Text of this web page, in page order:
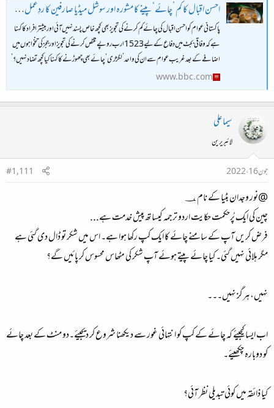
احسن اقبال کا کم ’چائے‘ پینے کا مشورہ اور سوشل میڈیا صارفین کا ردِعمل: ’آپ کو مہنگائی کرنی ہے کریں، عوام کو مشورے نہ دیں‘ - BBC News اردو
پاکستانی عوام کو احسن اقبال کی چائے کم کرنے کی تجویز بھی کچھ خاص پسند نہیں آئی اور بیشتر افراد کا کہنا
ہے کہ وفاقی بجٹ میں دفاع کے لیے 1523 ارب روپے مختص کرنے کی تجویز اور ججز کی تنخواہوں میں
اضافے کے بعد غریب عوام سے ان کی واحد ’لگژری‘ چائے بھی چھوڑنے کا کہنا کیا کچھ تضاد نہیں؟‘
www.bbc.com
سیما علی
لائبریرین
جون 16، 2022
#1,111
@نور وجدان بٹیا کے نام؀
چین کی ایک پُرحکمت حکایت اردو ترجمہ کیساتھ پیش خدمت ہے...
فرض کریں آپ کے سامنے چائے کا ایک کپ رکھا ہوا ہے۔ اس میں شکر تو ڈال دی گئی ہے
مگر ہلائی نہیں گئی۔ کیا چائے پیتے ہوئے آپ شکر کی مٹھاس محسوس کر پائیں گے؟
نہیں، ہرگز نہیں۔۔۔
اب ایسا کیجیئے کہ چائے کے کپ کو انتہائی غور سے دیکھنا شروع کر دیجیئے۔دو منٹ کے بعد چائے
کو دوبارہ چکھیئے۔
کیا ذائقہ میں کوئی تبدیلی نظر آئی؟